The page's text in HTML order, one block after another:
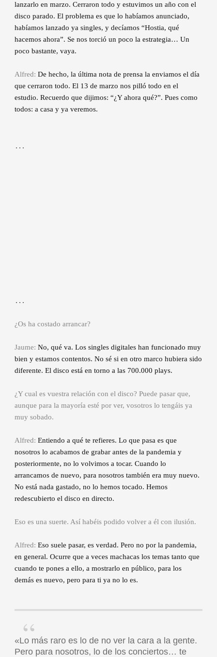
lanzarlo en marzo. Cerraron todo y estuvimos un año con el
disco parado. El problema es que lo habíamos anunciado,
habíamos lanzado ya singles, y decíamos “Hostia, qué
hacemos ahora”. Se nos torció un poco la estrategia… Un
poco bastante, vaya.
Alfred: De hecho, la última nota de prensa la enviamos el día
que cerraron todo. El 13 de marzo nos pilló todo en el
estudio. Recuerdo que dijimos: “¿Y ahora qué?”. Pues como
todos: a casa y ya veremos.
…
…
¿Os ha costado arrancar?
Jaume: No, qué va. Los singles digitales han funcionado muy
bien y estamos contentos. No sé si en otro marco hubiera sido
diferente. El disco está en torno a las 700.000 plays.
¿Y cual es vuestra relación con el disco? Puede pasar que,
aunque para la mayoría esté por ver, vosotros lo tengáis ya
muy sobado.
Alfred: Entiendo a qué te refieres. Lo que pasa es que
nosotros lo acabamos de grabar antes de la pandemia y
posteriormente, no lo volvimos a tocar. Cuando lo
arrancamos de nuevo, para nosotros también era muy nuevo.
No está nada gastado, no lo hemos tocado. Hemos
redescubierto el disco en directo.
Eso es una suerte. Así habéis podido volver a él con ilusión.
Alfred: Eso suele pasar, es verdad. Pero no por la pandemia,
en general. Ocurre que a veces machacas los temas tanto que
cuando te pones a ello, a mostrarlo en público, para los
demás es nuevo, pero para ti ya no lo es.
«Lo más raro es lo de no ver la cara a la gente.
Pero para nosotros, lo de los conciertos… te